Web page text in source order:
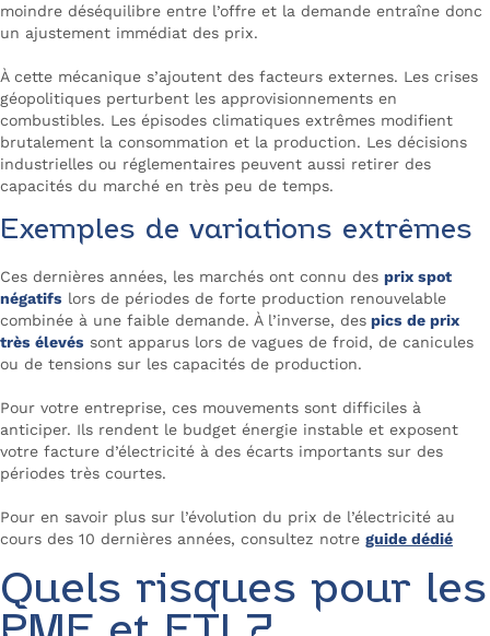
moindre déséquilibre entre l’offre et la demande entraîne donc
un ajustement immédiat des prix.
À cette mécanique s’ajoutent des facteurs externes. Les crises
géopolitiques perturbent les approvisionnements en
combustibles. Les épisodes climatiques extrêmes modifient
brutalement la consommation et la production. Les décisions
industrielles ou réglementaires peuvent aussi retirer des
capacités du marché en très peu de temps.
Exemples de variations extrêmes
Ces dernières années, les marchés ont connu des prix spot
négatifs lors de périodes de forte production renouvelable
combinée à une faible demande. À l’inverse, des pics de prix
très élevés sont apparus lors de vagues de froid, de canicules
ou de tensions sur les capacités de production.
Pour votre entreprise, ces mouvements sont difficiles à
anticiper. Ils rendent le budget énergie instable et exposent
votre facture d’électricité à des écarts importants sur des
périodes très courtes.
Pour en savoir plus sur l’évolution du prix de l’électricité au
cours des 10 dernières années, consultez notre guide dédié
Quels risques pour les